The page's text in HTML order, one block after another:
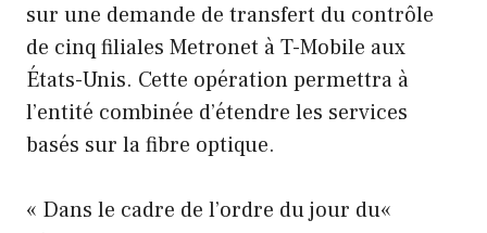
sur une demande de transfert du contrôle
de cinq filiales Metronet à T-Mobile aux
États-Unis. Cette opération permettra à
l’entité combinée d’étendre les services
basés sur la fibre optique.
« Dans le cadre de l’ordre du jour du«